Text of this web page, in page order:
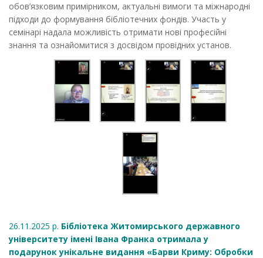
обов’язковим примірником, актуальні вимоги та міжнародні
підходи до формування бібліотечних фондів. Участь у
семінарі надала можливість отримати нові професійні
знання та ознайомитися з досвідом провідних установ.
26.11.2025 р. Бібліотека Житомирського державного
університету імені Івана Франка отримала у
подарунок унікальне видання «Барви Криму: Обробки